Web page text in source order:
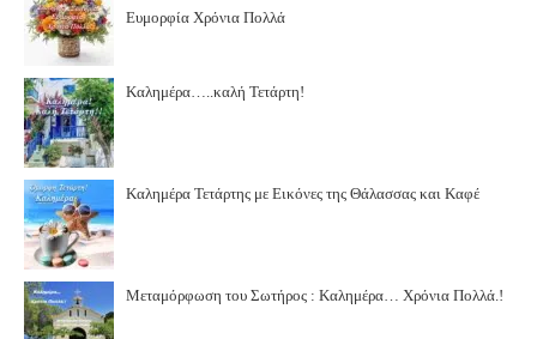
Ευμορφία Χρόνια Πολλά
Καλημέρα…..καλή Τετάρτη!
Καλημέρα Τετάρτης με Εικόνες της Θάλασσας και Καφέ
Μεταμόρφωση του Σωτήρος : Καλημέρα… Χρόνια Πολλά.!